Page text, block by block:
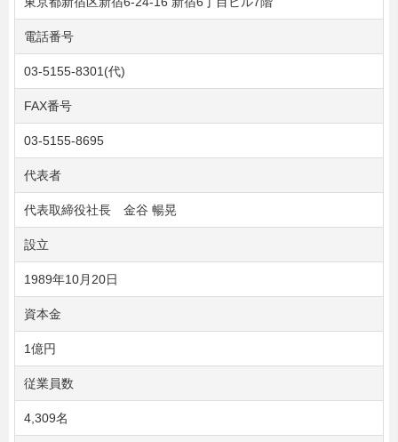
電話番号
03-5155-8301(代)
FAX番号
03-5155-8695
代表者
代表取締役社長 金谷 暢晃
設立
1989年10月20日
資本金
1億円
従業員数
4,309名